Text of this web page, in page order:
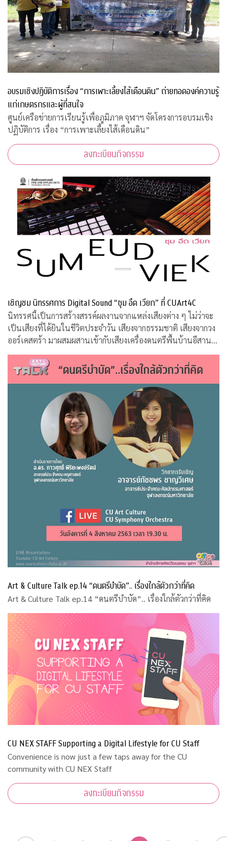
อบรมเชิงปฏิบัติการเรื่อง “การเพาะเลี้ยงไส้เดือนดิน” ถ่ายทอดองค์ความรู้
แก่เกษตรกรและผู้ที่สนใจ
ศูนย์เครือข่ายการเรียนรู้เพื่อภูมิภาค จุฬาฯ จัดโครงการอบรมเชิง
ปฏิบัติการ เรื่อง “การเพาะเลี้ยงไส้เดือนดิน”
ลงทะเบียนกิจกรรม
เชิญชม นิทรรศการ Digital Sound “ซุม อึด เวียก” ที่ CUArt4C
นิทรรศนี้เป็นการสร้างสรรค์ผลงานจากแหล่งเสียงต่าง ๆ ไม่ว่าจะ
เป็นเสียงที่ได้ยินในชีวิตประจำวัน เสียงจากธรรมชาติ เสียงจากวง
ออร์เคสตร้า มาผสมผสานเข้ากับเสียงเครื่องดนตรีพื้นบ้านอีสานที่
คุ้นหู ผ่านกระบวนการและเทคนิคทางด้านดิจิทัล
Art & Culture Talk ep.14 “ดนตรีบำบัด”.. เรื่องใกล้ตัวกว่าที่คิด
Art & Culture Talk ep.14 “ดนตรีบำบัด”.. เรื่องใกล้ตัวกว่าที่คิด
CU NEX STAFF Supporting a Digital Lifestyle for CU Staff
Convenience is now just a few taps away for the CU
community with CU NEX Staff
ลงทะเบียนกิจกรรม